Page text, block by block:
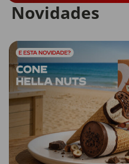
Novidades